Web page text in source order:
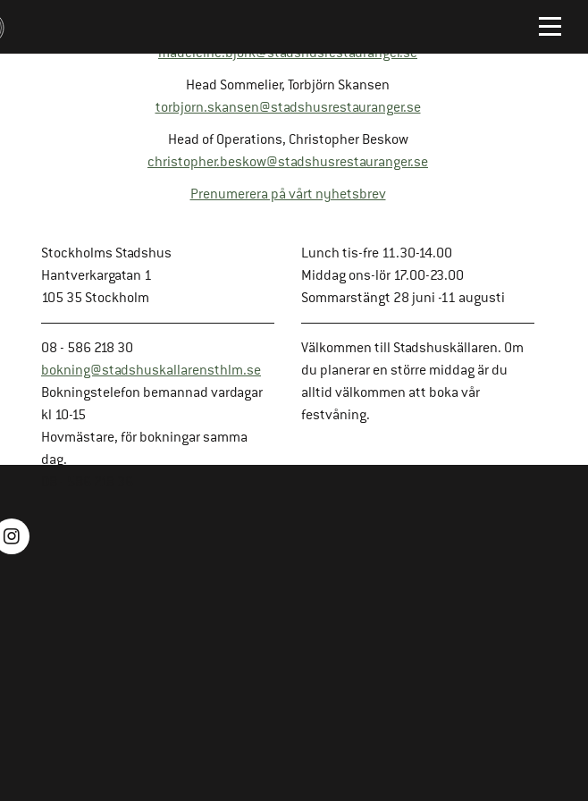
madeleine.bjork@stadshusrestauranger.se
Head Sommelier, Torbjörn Skansen
torbjorn.skansen@stadshusrestauranger.se
Head of Operations, Christopher Beskow
christopher.beskow@stadshusrestauranger.se
Prenumerera på vårt nyhetsbrev
Stockholms Stadshus
Hantverkargatan 1
105 35 Stockholm
08 - 586 218 30
bokning@stadshuskallarensthlm.se
Bokningstelefon bemannad vardagar
kl 10-15
Hovmästare, för bokningar samma
dag.
Lunch tis-fre 11.30-14.00
Middag ons-lör 17.00-23.00
Sommarstängt 28 juni -11 augusti
Välkommen till Stadshuskällaren. Om
du planerar en större middag är du
alltid välkommen att boka vår
festvåning.